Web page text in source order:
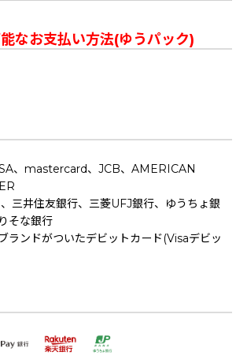
なお支払い方法(ゆうパック)
、mastercard、JCB、AMERICAN
、三井住友銀行、三菱UFJ銀行、ゆうちょ銀
そな銀行
ランドがついたデビットカード(Visaデビッ